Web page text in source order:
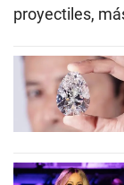
proyectiles,